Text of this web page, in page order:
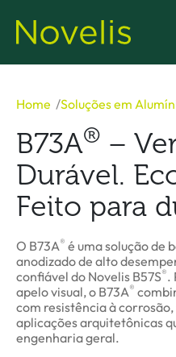
Home Soluções em
B73A® –
Durável.
Feito para
O B73A® é uma solução de
anodizado de alto
confiável do Novelis B57S®.
apelo visual, o B73A®
com resistência à
aplicações arquitetônicas
engenharia geral.